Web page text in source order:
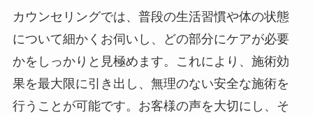
カウンセリングでは、普段の生活習慣や体の状態
について細かくお伺いし、どの部分にケアが必要
かをしっかりと見極めます。これにより、施術効
果を最大限に引き出し、無理のない安全な施術を
行うことが可能です。お客様の声を大切にし、そ